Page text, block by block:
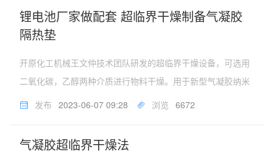
锂电池厂家做配套 超临界干燥制备气凝胶
隔热垫
开原化工机械王文仲技术团队研发的超临界干燥设备，可选用
二氧化碳，乙醇两种介质进行物料干燥。用于新型气凝胶纳米
保温材料的制备。气凝胶隔热垫是由超薄气凝胶毡与PET/PI膜
包电芯间的隔热缓冲...
发布 2023-06-07 09:28 浏览 6672
气凝胶超临界干燥法